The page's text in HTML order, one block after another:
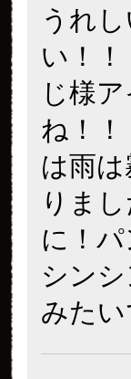
うれ
い！
じ様
ね！
は雨
りま
に！
シン
みたい